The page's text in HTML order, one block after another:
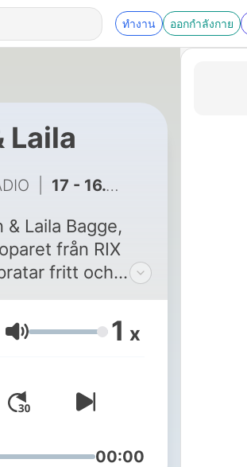
ทำงาน ออกกำลังกาย
Laila
17 - 16. Jag vill ärva ditt Instagram
& Laila Bagge,
från RIX
fritt och
dejting och
på
till Sveriges
efter
har slocknat.
podcast kan
hända.
ระดับเสียง 1 x
00:00